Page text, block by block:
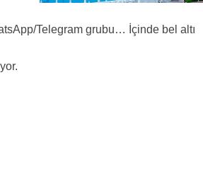
Telegram grubu… İçinde bel altı